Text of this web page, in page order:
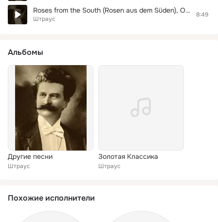
Roses from the South (Rosen aus dem Süden), Op. 388
Штраус
8:49
Альбомы
Другие песни
Штраус
Золотая Классика
Штраус
Похожие исполнители